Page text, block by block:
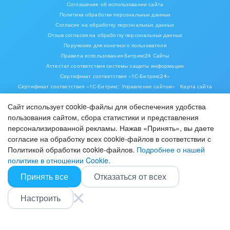
Соглашение об использовании сайта
Политика обработки персональных данных
Согласие на обработку персональных данных
Отзыв согласия на обработку персональных данных
Поручение для конечного пользователя
Правила использования Битрикс24 Сайты
Аттестат соответствия системы защиты информации
Сертификат соответствия «1С-Битрикс24»
Сертификат соответствия «1С-Битрикс: Управление сайтом»
Карта сайта
ИУП «1С-Битрикс», Республика Беларусь, г. Минск, пр-т Победителей, д. 110,
пом.110-5, офис. 5-1,
тел. +375 (17) 336-24-04
© 2001-2026 «Битрикс», «1С-Битрикс». Работает на «1С-Битрикс:
Управление сайтом»
Сайт использует cookie-файлы для обеспечения удобства
пользования сайтом, сбора статистики и представления
персонализированной рекламы. Нажав «Принять», вы даете
согласие на обработку всех cookie-файлов в соответствии с
Политикой обработки cookie-файлов. Подробнее о нашей
политике в отношении Cookie.
Принять все
Отказаться от всех
Настроить